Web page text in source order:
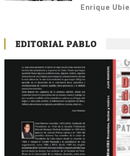
Enrique
EDITORIAL PABLO